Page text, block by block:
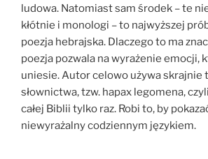
ludowa. Natomiast sam środek – te
kłótnie i monologi – to najwyższej
poezja hebrajska. Dlaczego to ma
poezja pozwala na wyrażenie emocji,
uniesie. Autor celowo używa skrajnie
słownictwa, tzw. hapax legomena,
całej Biblii tylko raz. Robi to, by
niewyrażalny codziennym językiem.